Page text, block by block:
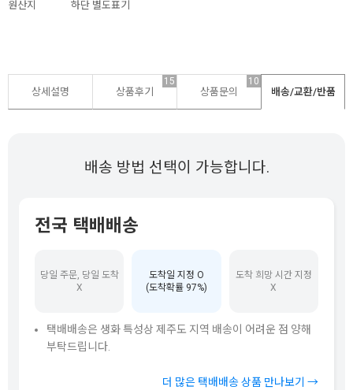
원산지 하단 별도표기
상세설명 상품후기
15
상품문의
10
배송/교환/반품
배송 방법 선택이 가능합니다.
전국 택배배송
당일 주문, 당일 도착
X
도착일 지정 O
(도착확률 97%)
도착 희망 시간 지정
X
택배배송은 생화 특성상 제주도 지역 배송이 어려운 점 양해
부탁드립니다.
더 많은 택배배송 상품 만나보기 →